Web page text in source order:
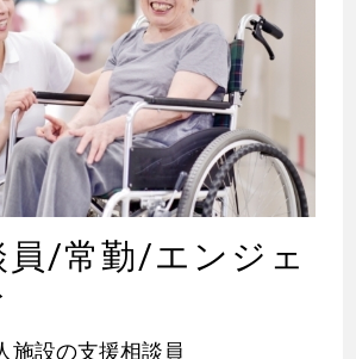
員/常勤/エンジェ
施設の支援相談員